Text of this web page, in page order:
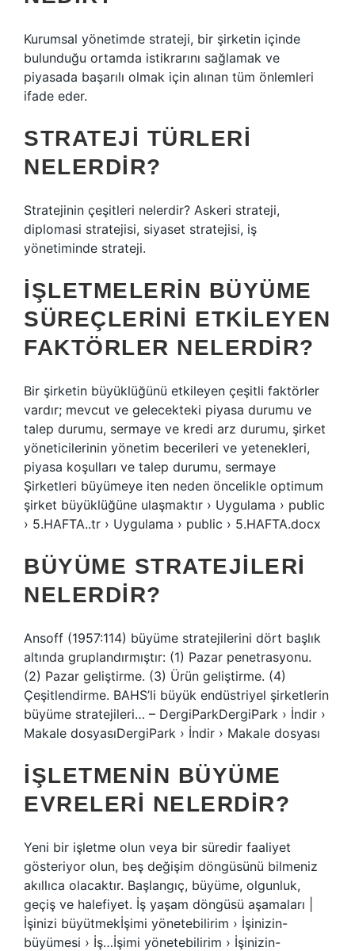
Kurumsal yönetimde strateji, bir şirketin içinde
bulunduğu ortamda istikrarını sağlamak ve
piyasada başarılı olmak için alınan tüm önlemleri
ifade eder.
STRATEJI TÜRLERI
NELERDIR?
Stratejinin çeşitleri nelerdir? Askeri strateji,
diplomasi stratejisi, siyaset stratejisi, iş
yönetiminde strateji.
İŞLETMELERIN BÜYÜME
SÜREÇLERINI ETKILEYEN
FAKTÖRLER NELERDIR?
Bir şirketin büyüklüğünü etkileyen çeşitli faktörler
vardır; mevcut ve gelecekteki piyasa durumu ve
talep durumu, sermaye ve kredi arz durumu, şirket
yöneticilerinin yönetim becerileri ve yetenekleri,
piyasa koşulları ve talep durumu, sermaye
Şirketleri büyümeye iten neden öncelikle optimum
şirket büyüklüğüne ulaşmaktır › Uygulama › public
› 5.HAFTA..tr › Uygulama › public › 5.HAFTA.docx
BÜYÜME STRATEJILERI
NELERDIR?
Ansoff (1957:114) büyüme stratejilerini dört başlık
altında gruplandırmıştır: (1) Pazar penetrasyonu.
(2) Pazar geliştirme. (3) Ürün geliştirme. (4)
Çeşitlendirme. BAHS’li büyük endüstriyel şirketlerin
büyüme stratejileri… – DergiParkDergiPark › İndir ›
Makale dosyasıDergiPark › İndir › Makale dosyası
İŞLETMENIN BÜYÜME
EVRELERI NELERDIR?
Yeni bir işletme olun veya bir süredir faaliyet
gösteriyor olun, beş değişim döngüsünü bilmeniz
akıllıca olacaktır. Başlangıç, büyüme, olgunluk,
geçiş ve halefiyet. İş yaşam döngüsü aşamaları |
İşinizi büyütmekİşimi yönetebilirim › İşinizin-
büyümesi › İş…İşimi yönetebilirim › İşinizin-